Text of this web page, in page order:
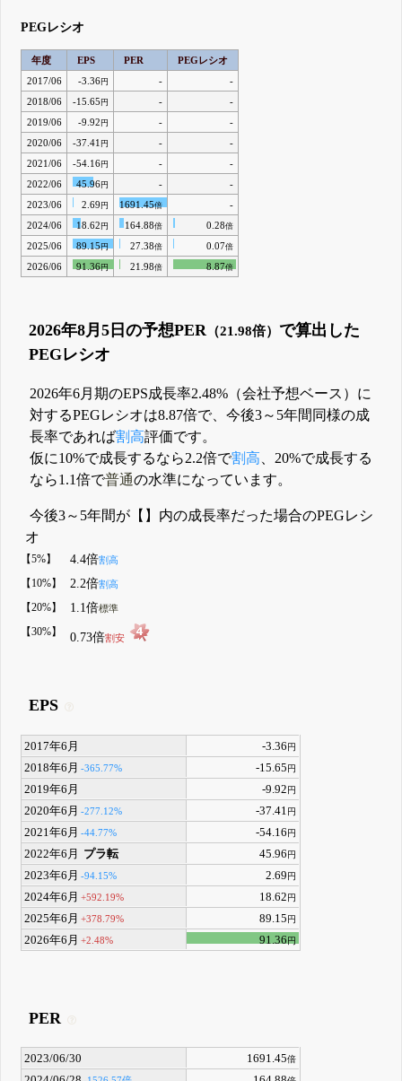
PEGレシオ
年度 EPS PER
PEGレシオ
2017/06
-3.36円 -
-
2018/06
-15.65 円 -
-
2019/06
-9.92 円 -
-
2020/06
-37.41 円 -
-
2021/06
-54.16円 -
-
2022/06
45.96円 -
-
2023/06
2.69 円 1691.45倍
-
2024/06
18.62 円 164.88倍 0.28倍
2025/06 89.15 円 27.38倍 0.07倍
2026/06 91.36円 21.98倍 8.87倍
2026年8月5日の予想PER （21.98倍） で算出した
PEGレシオ
2026年6月期のEPS成長率2.48%（会社予想ベース）に
対するPEGレシオは8.87倍で、今後3～5年間同様の成
長率であれば割高評価です。
仮に10%で成長するなら2.2倍で割高 、20%で成長する
なら1.1倍で普通の水準になっています。
今後3～5年間が【】内の成長率だった場合のPEGレシ
オ
【5%】 4.4倍割高
【10%】 2.2倍割高
【20%】 1.1倍標準
【30%】 0.73倍割安
EPS
2017年6月 -3.36円
2018年6月 -365.77% -15.65円
2019年6月 -9.92円
2020年6月 -277.12% -37.41円
2021年6月 -44.77% -54.16円
2022年6月 プラ転 45.96円
2023年6月 -94.15% 2.69円
2024年6月 +592.19% 18.62円
2025年6月 +378.79% 89.15円
2026年6月 +2.48% 91.36円
PER
2023/06/30 1691.45倍